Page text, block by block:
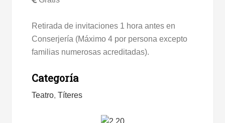
Retirada de invitaciones 1 hora antes en
Conserjería (Máximo 4 por persona excepto
familias numerosas acreditadas).
Categoría
Teatro,Títeres